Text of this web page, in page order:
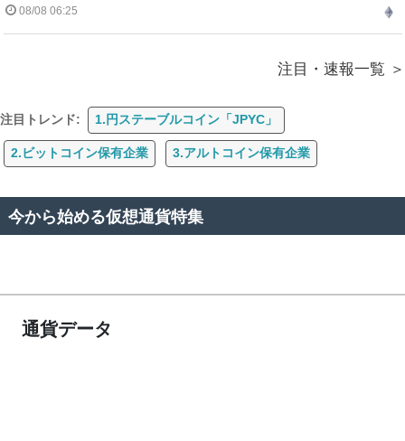
08/08 06:25
注目・速報一覧
注目トレンド: 1.円ステーブルコイン「JPYC」
2.ビットコイン保有企業 3.アルトコイン保有企業
今から始める仮想通貨特集
通貨データ